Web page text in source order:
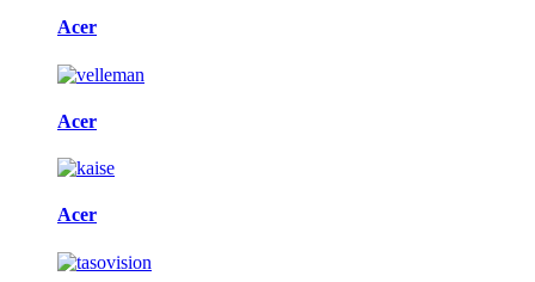
Acer
Acer
Acer